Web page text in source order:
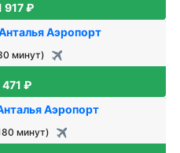
917 ₽
Аэропорт
минут)
471 ₽
Аэропорт
минут)